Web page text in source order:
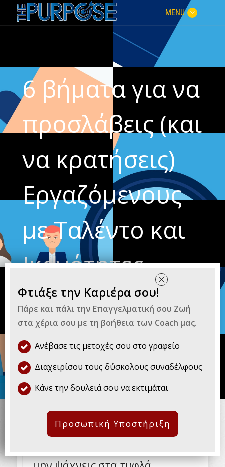
MENU
6 βήματα για να
προσλάβεις (και
να κρατήσεις)
Εργαζόμενους
με Ταλέντο και
Ικανότητες
ByΓιώργος Παλαιός |
Επαγγελματική
Εξέλιξη
Σήμερα θέλω να ρίξουμε φως στις
τελευταίες τάσεις για το πώς να
βρεις ξεχωριστούς εργαζόμενους
Φτιάξε την Καριέρα σου!
Πάρε και πάλι την Επαγγελματική σου Ζωή
στα χέρια σου με τη βοήθεια των Coach μας.
Ανέβασε τις μετοχές σου στο γραφείο
Διαχειρίσου τους δύσκολους συναδέλφους
Κάνε την δουλειά σου να εκτιμάται
Προσωπική Υποστήριξη